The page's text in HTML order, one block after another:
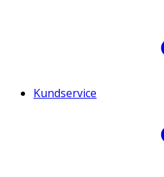
Kundservice